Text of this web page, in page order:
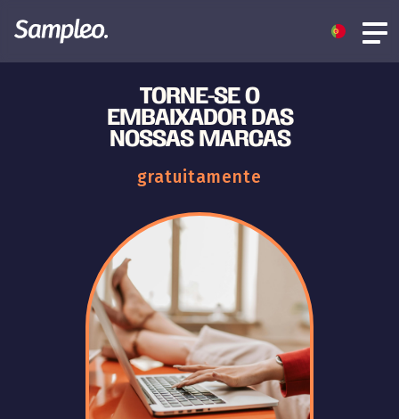
TORNE-SE O
EMBAIXADOR DAS
NOSSAS MARCAS
gratuitamente